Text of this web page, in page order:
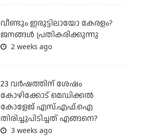
വീണ്ടും ഇരുട്ടിലായോ കേരളം?
ജനങ്ങൾ പ്രതികരിക്കുന്നു
2 weeks ago
23 വർഷത്തിന് ശേഷം
കോഴിക്കോട് മെഡിക്കൽ
കോളേജ് എസ്.എഫ്.ഐ
തിരിച്ചുപിടിച്ചത് എങ്ങനെ?
3 weeks ago